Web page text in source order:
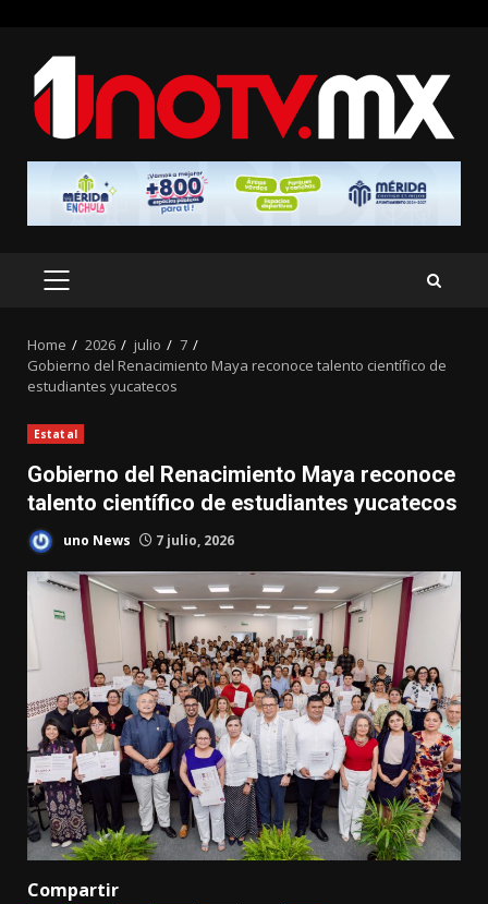
content
PRIMARY
Home 2026 julio
7
Gobierno del Renacimiento Maya reconoce talento científico de
estudiantes yucatecos
Estatal
Gobierno del Renacimiento Maya reconoce
talento científico de estudiantes yucatecos
uno News 7 julio, 2026
Compartir